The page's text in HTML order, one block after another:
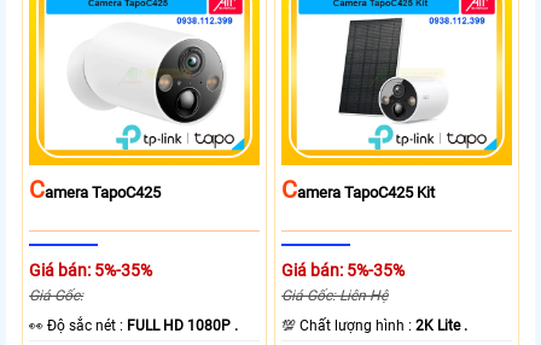
CAmera TapoC425
Giá bán: 5%-35%
Giá Gốc:
️👀 Độ sắc nét : FULL HD 1080P .
CAmera TapoC425 Kit
Giá bán: 5%-35%
Giá Gốc: Liên Hệ
💯 Chất lượng hình :2K Lite .